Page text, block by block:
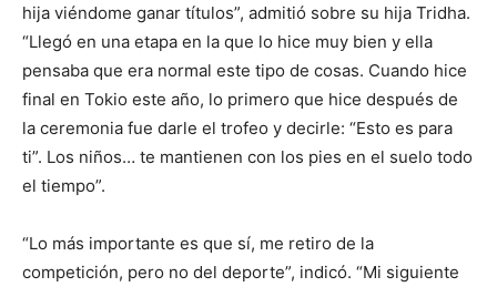
hija viéndome ganar títulos”, admitió sobre su hija Tridha.
“Llegó en una etapa en la que lo hice muy bien y ella
pensaba que era normal este tipo de cosas. Cuando hice
final en Tokio este año, lo primero que hice después de
la ceremonia fue darle el trofeo y decirle: “Esto es para
ti”. Los niños… te mantienen con los pies en el suelo todo
el tiempo”.
“Lo más importante es que sí, me retiro de la
competición, pero no del deporte”, indicó. “Mi siguiente